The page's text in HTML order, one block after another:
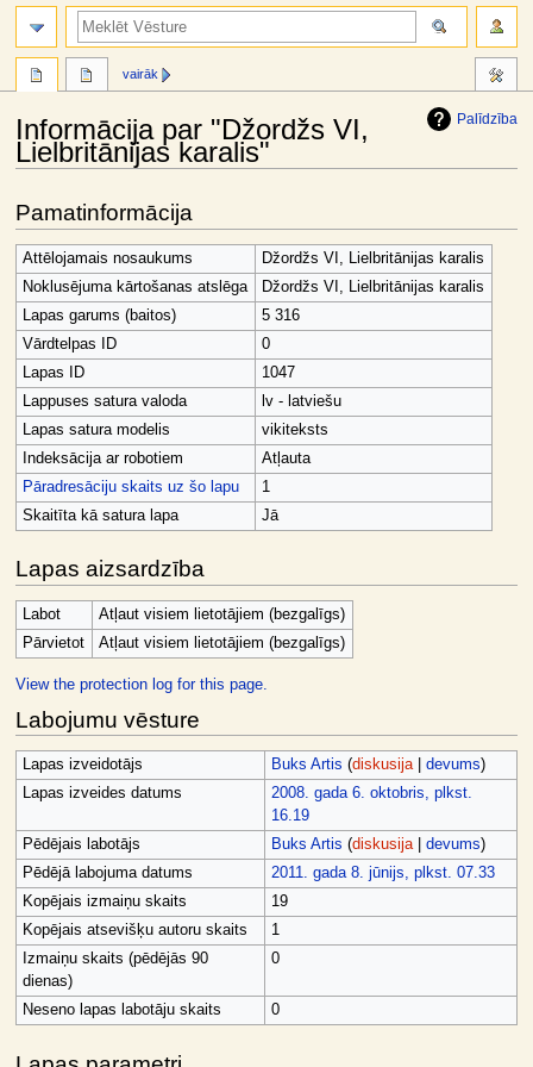
Palīdzība
Informācija par "Džordžs VI,
Lielbritānijas karalis"
to
navigation
to
search
Pamatinformācija
Attēlojamais nosaukums
Džordžs VI, Lielbritānijas karalis
Noklusējuma kārtošanas atslēga
Džordžs VI, Lielbritānijas karalis
Lapas garums (baitos)
5 316
Vārdtelpas ID
0
Lapas ID
1047
Lappuses satura valoda
lv - latviešu
Lapas satura modelis
vikiteksts
Indeksācija ar robotiem
Atļauta
Pāradresāciju skaits uz šo lapu
1
Skaitīta kā satura lapa
Jā
Lapas aizsardzība
Labot
Atļaut visiem lietotājiem (bezgalīgs)
Pārvietot
Atļaut visiem lietotājiem (bezgalīgs)
View the protection log for this page.
Labojumu vēsture
Lapas izveidotājs Buks Artis (diskusija| devums)
Lapas izveides datums
2008. gada 6. oktobris, plkst.
16.19
Pēdējais labotājs
Buks Artis (diskusija| devums)
Pēdējā labojuma datums
2011. gada 8. jūnijs, plkst. 07.33
Kopējais izmaiņu skaits
19
Kopējais atsevišķu autoru skaits
1
Izmaiņu skaits (pēdējās 90
dienas)
0
Neseno lapas labotāju skaits 0
vairāk
meklēt